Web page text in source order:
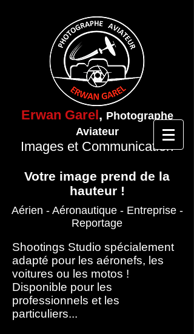
Erwan Garel, Photographe
Aviateur
Images et Communication
Votre image prend de la
hauteur !
Aérien - Aéronautique- Entreprise-
Reportage
Shootings Studio spécialement
adapté pour les aéronefs, les
voitures ou les motos !
Disponible pour les
professionnels et les
particuliers...